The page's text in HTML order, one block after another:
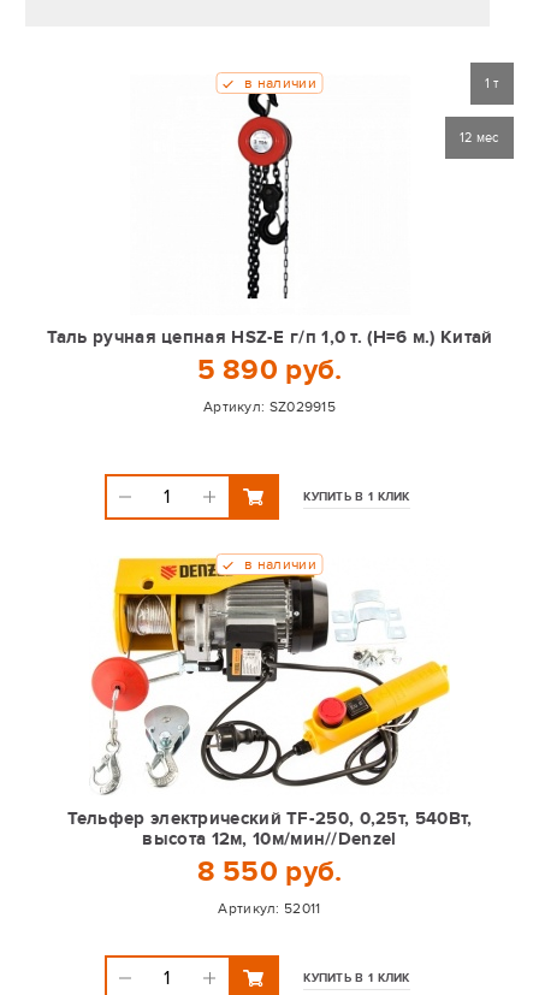
Таль ручная цепная HSZ-Е г/п 1,0 т. (Н=6 м.) Китай
5 890 руб.
Артикул: SZ029915
в наличии
КУПИТЬ В 1 КЛИК
1 т
12 мес
Тельфер электрический TF-250, 0,25т, 540Вт,
высота 12м, 10м/мин//Denzel
8 550 руб.
Артикул: 52011
в наличии
КУПИТЬ В 1 КЛИК